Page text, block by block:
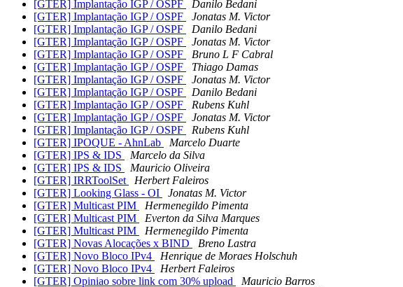
[GTER] Implantação IGP / OSPF
Danilo Bedani
[GTER] Implantação IGP / OSPF
Jonatas M. Victor
[GTER] Implantação IGP / OSPF
Danilo Bedani
[GTER] Implantação IGP / OSPF
Jonatas M. Victor
[GTER] Implantação IGP / OSPF
Bruno L F Cabral
[GTER] Implantação IGP / OSPF
Thiago Damas
[GTER] Implantação IGP / OSPF
Jonatas M. Victor
[GTER] Implantação IGP / OSPF
Danilo Bedani
[GTER] Implantação IGP / OSPF
Rubens Kuhl
[GTER] Implantação IGP / OSPF
Jonatas M. Victor
[GTER] Implantação IGP / OSPF
Rubens Kuhl
[GTER] IPOQUE - AhnLab
Marcelo Duarte
[GTER] IPS & IDS
Marcelo da Silva
[GTER] IPS & IDS
Mauricio Oliveira
[GTER] IRRToolSet
Herbert Faleiros
[GTER] Looking Glass - OI
Jonatas M. Victor
[GTER] Multicast PIM
Hermenegildo Pimenta
[GTER] Multicast PIM
Everton da Silva Marques
[GTER] Multicast PIM
Hermenegildo Pimenta
[GTER] Novas Alocações x BIND
Breno Lastra
[GTER] Novo Bloco IPv4
Henrique de Moraes Holschuh
[GTER] Novo Bloco IPv4
Herbert Faleiros
[GTER] Opiniao sobre link com 30% upload
Mauricio Barros